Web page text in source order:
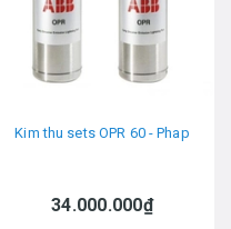
Kim thu sets OPR 60 - Phap
34.000.000₫